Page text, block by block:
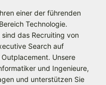
einer der führenden
Technologie.
das Recruiting von
Search auf
Unsere
und Ingenieure,
und unterstützen Sie